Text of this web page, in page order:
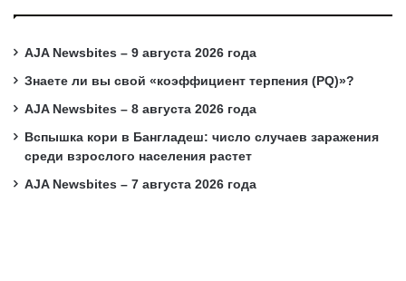
AJA Newsbites – 9 августа 2026 года
Знаете ли вы свой «коэффициент терпения (PQ)»?
AJA Newsbites – 8 августа 2026 года
Вспышка кори в Бангладеш: число случаев заражения
среди взрослого населения растет
AJA Newsbites – 7 августа 2026 года